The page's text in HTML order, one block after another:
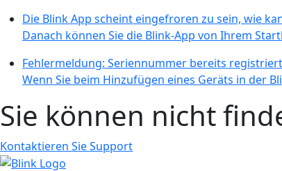
Die Blink App scheint eingefroren zu sein, wie
Danach können Sie die Blink-App von Ihrem
Fehlermeldung: Seriennummer bereits registriert
Wenn Sie beim Hinzufügen eines Geräts in der
Sie können nicht
Kontaktieren Sie Support